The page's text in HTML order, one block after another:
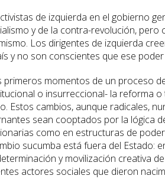
de izquierda en el gobierno
y de la contra-revolución,
Los dirigentes de izquierda
y no son conscientes que ese
primeros momentos de un proceso
o insurreccional- la reforma
Estos cambios, aunque radicales,
sean cooptados por la lógica
como en estructuras de
sucumba está fuera del Estado:
y movilización creativa
actores sociales que dieron